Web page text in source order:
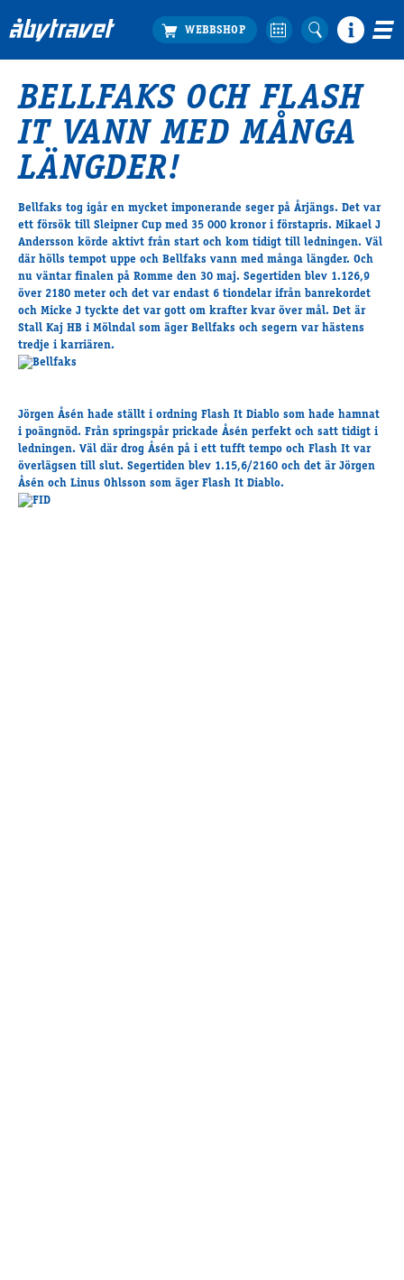
Köp biljett
Travprogrammet
Boka ställplats
Bra att veta
Restauranger
Catering by Lyon
Hotell nära oss
Nybörjar­guide
Presentkort
Tävlingsdagar
FAQ
Travkonferens
Exponering & värdskap
Aktiviteter
BELLFAKS OCH FLASH
IT VANN MED MÅNGA
LÄNGDER!
Bellfaks tog igår en mycket imponerande seger på Årjängs. Det var
ett försök till Sleipner Cup med 35 000 kronor i förstapris. Mikael J
Andersson körde aktivt från start och kom tidigt till ledningen. Väl
där hölls tempot uppe och Bellfaks vann med många längder. Och
nu väntar finalen på Romme den 30 maj. Segertiden blev 1.126,9
över 2180 meter och det var endast 6 tiondelar ifrån banrekordet
och Micke J tyckte det var gott om krafter kvar över mål. Det är
Stall Kaj HB i Mölndal som äger Bellfaks och segern var hästens
tredje i karriären.
Jörgen Åsén hade ställt i ordning Flash It Diablo som hade hamnat
i poängnöd. Från springspår prickade Åsén perfekt och satt tidigt i
ledningen. Väl där drog Åsén på i ett tufft tempo och Flash It var
överlägsen till slut. Segertiden blev 1.15,6/2160 och det är Jörgen
Åsén och Linus Ohlsson som äger Flash It Diablo.